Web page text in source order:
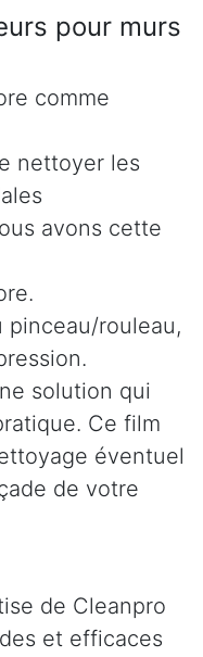
pour murs
comme
nettoyer les
avons cette
pinceau/rouleau,
solution qui
Ce film
éventuel
de votre
de Cleanpro
et efficaces